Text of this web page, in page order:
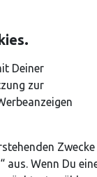
Deiner
zur
Zwecke
aus. Wenn Du